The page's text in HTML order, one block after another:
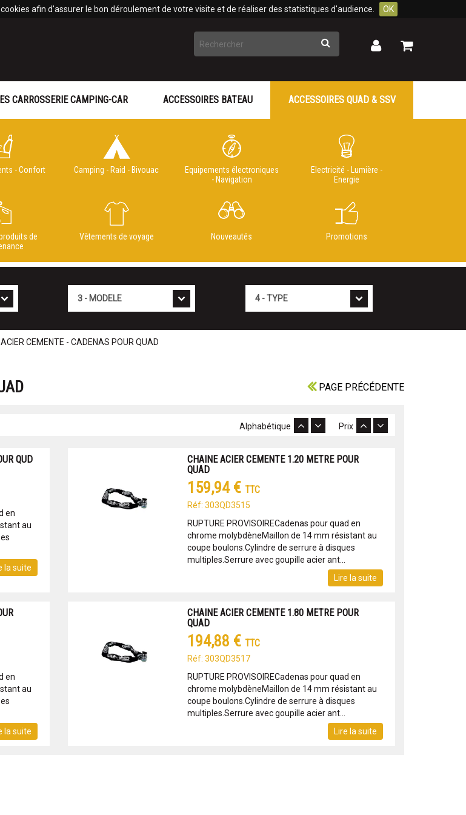
afin d'assurer le bon déroulement de votre visite et de réaliser des statistiques d'audience. OK
Rechercher Mon
Mon
CARROSSERIE CAMPING-CAR ACCESSOIRES BATEAU ACCESSOIRES QUAD & SSV
- Confort Camping - Raid - Bivouac
Equipements électroniques
- Navigation
Electricité - Lumière -
Energie
de
Vêtements de voyage Nouveautés Promotions
CEMENTE - CADENAS POUR QUAD
PAGE PRÉCÉDENTE
Prix
Alphabétique
QUD
en
au
la suite
CHAINE ACIER CEMENTE 1.20 METRE POUR
QUAD
159,94 € TTC
Réf: 303QD3515
RUPTURE PROVISOIRECadenas pour quad en
chrome molybdèneMaillon de 14 mm résistant au
coupe boulons.Cylindre de serrure à disques
multiples.Serrure avec goupille acier ant...
Lire la suite
en
au
la suite
CHAINE ACIER CEMENTE 1.80 METRE POUR
QUAD
194,88 € TTC
Réf: 303QD3517
RUPTURE PROVISOIRECadenas pour quad en
chrome molybdèneMaillon de 14 mm résistant au
coupe boulons.Cylindre de serrure à disques
multiples.Serrure avec goupille acier ant...
Lire la suite